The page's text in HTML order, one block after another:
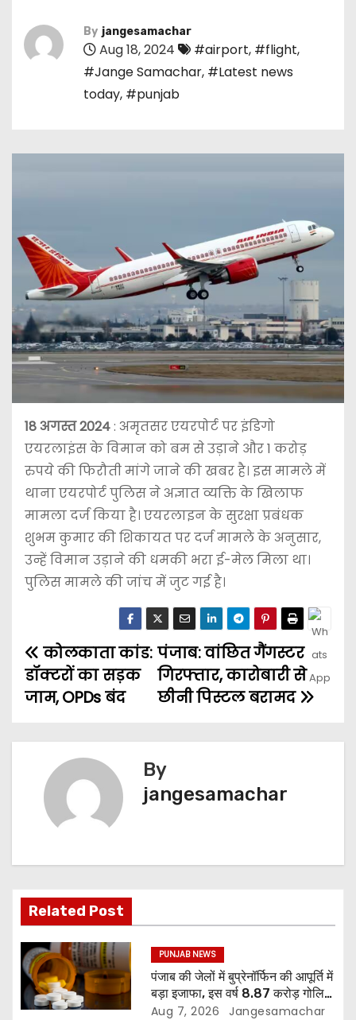
By jangesamachar
Aug 18, 2024 #airport, #flight,
#Jange Samachar, #Latest news
today, #punjab
18 अगस्त 2024: अमृतसर एयरपोर्ट पर इंडिगो
एयरलाइंस के विमान को बम से उड़ाने और 1 करोड़
रुपये की फिरौती मांगे जाने की खबर है। इस मामले में
थाना एयरपोर्ट पुलिस ने अज्ञात व्यक्ति के खिलाफ
मामला दर्ज किया है। एयरलाइन के सुरक्षा प्रबंधक
शुभम कुमार की शिकायत पर दर्ज मामले के अनुसार,
उन्हें विमान उड़ाने की धमकी भरा ई-मेल मिला था।
पुलिस मामले की जांच में जुट गई है।
पंजाब: वांछित गैंगस्टर
गिरफ्तार, कारोबारी से
छीनी पिस्टल बरामद
कोलकाता कांड:
डॉक्टरों का सड़क
जाम, OPDs बंद
By
jangesamachar
Related Post
PUNJAB NEWS
पंजाब की जेलों में बुप्रेनॉर्फिन की आपूर्ति में
बड़ा इजाफा, इस वर्ष 8.87 करोड़ गोलियां
जारी: रिपोर्ट
Aug 7, 2026 Jangesamachar